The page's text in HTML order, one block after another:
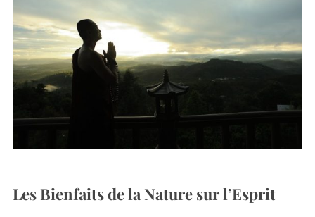
Les Bienfaits de la Nature sur l’Esprit